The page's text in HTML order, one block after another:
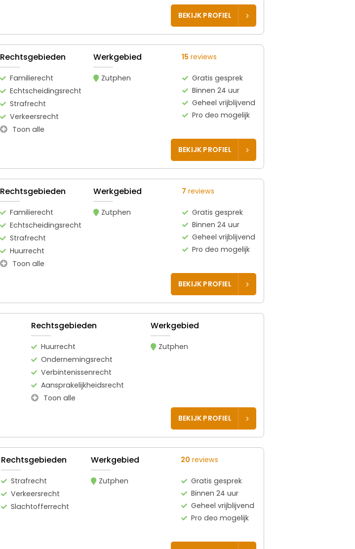
BEKIJK PROFIEL
Rechtsgebieden
Familierecht
Echtscheidingsrecht
Strafrecht
Verkeersrecht
Toon alle
Werkgebied
Zutphen
15 reviews
Gratis gesprek
Binnen 24 uur
Geheel vrijblijvend
Pro deo mogelijk
BEKIJK PROFIEL
Rechtsgebieden
Familierecht
Echtscheidingsrecht
Strafrecht
Huurrecht
Toon alle
Werkgebied
Zutphen
7 reviews
Gratis gesprek
Binnen 24 uur
Geheel vrijblijvend
Pro deo mogelijk
BEKIJK PROFIEL
Rechtsgebieden
Huurrecht
Ondernemingsrecht
Verbintenissenrecht
Aansprakelijkheidsrecht
Toon alle
Werkgebied
Zutphen
BEKIJK PROFIEL
Rechtsgebieden
Strafrecht
Verkeersrecht
Slachtofferrecht
Werkgebied
Zutphen
20 reviews
Gratis gesprek
Binnen 24 uur
Geheel vrijblijvend
Pro deo mogelijk